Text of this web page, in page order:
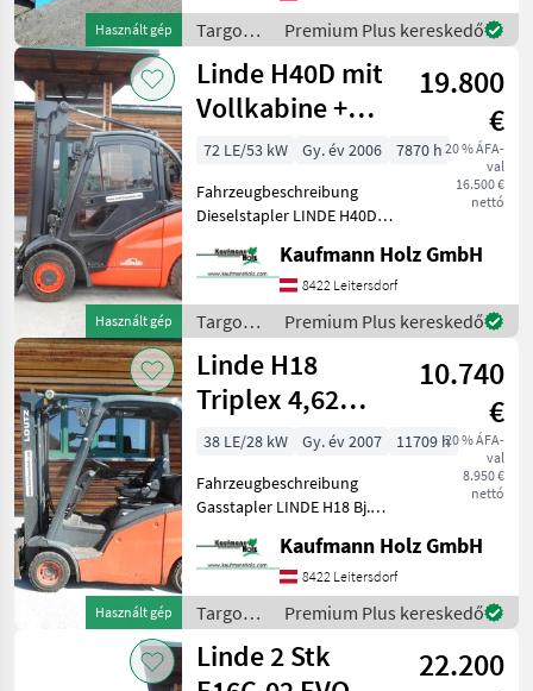
Használt gép
Bauhöhe 3, 21 Meter
Hubhöhe
Targoncák
és
raktártechnika
/ Linde
Premium Plus kereskedő
Használt gép
Linde H40D mit
Vollkabine +
Rußfilter +
Seitenschieber
19.800
€
20 % ÁFA-
val
16.500 €
nettó
72 LE/53 kW Gy. év 2006
7870 h
Fahrzeugbeschreibung
Dieselstapler LINDE H40D
Stunden 4 Tonnen Hubkraft
3, 65 Meter Hubhöhe 2, 66
Meter Bauhöhe 53 KW VW-
Motor
Kaufmann Holz GmbH
8422 Leitersdorf
Targoncák
és
raktártechnika
/ Linde
Premium Plus kereskedő
Használt gép
Linde H18
Triplex 4,62
Meter +
Seitenschieber
10.740
€
20 % ÁFA-
val
8.950 €
nettó
38 LE/28 kW Gy. év 2007
11709 h
Fahrzeugbeschreibung
Gasstapler LINDE H18 Bj.
Stunden 28 KW VW-Motor 1,
8 Tonnen Hubkraft 2, 12
Meter Bauhöhe 4, 62 Meter
Hubhöhe
Kaufmann Holz GmbH
8422 Leitersdorf
Targoncák
és
raktártechnika
/ Linde
Premium Plus kereskedő
Linde 2 Stk
22.200